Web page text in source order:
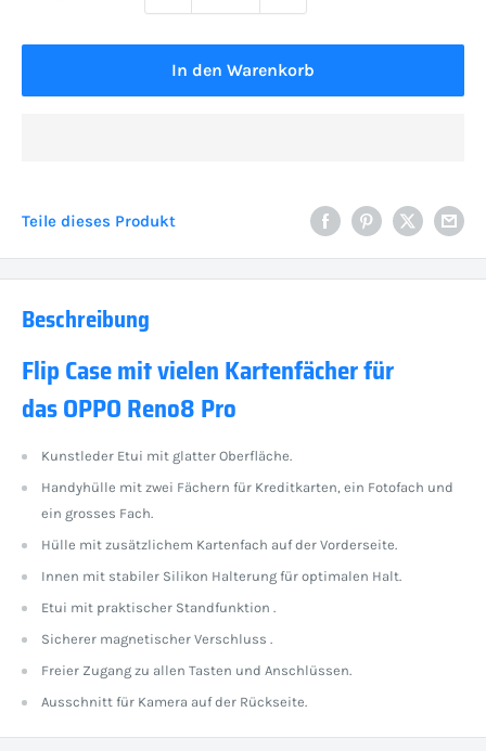
In den Warenkorb
Teile dieses Produkt
Beschreibung
Flip Case mit vielen Kartenfächer für
das OPPO Reno8 Pro
Kunstleder Etui mit glatter Oberfläche.
Handyhülle mit zwei Fächern für Kreditkarten, ein Fotofach und
ein grosses Fach.
Hülle mit zusätzlichem Kartenfach auf der Vorderseite.
Innen mit stabiler Silikon Halterung für optimalen Halt.
Etui mit praktischer Standfunktion .
Sicherer magnetischer Verschluss .
Freier Zugang zu allen Tasten und Anschlüssen.
Ausschnitt für Kamera auf der Rückseite.